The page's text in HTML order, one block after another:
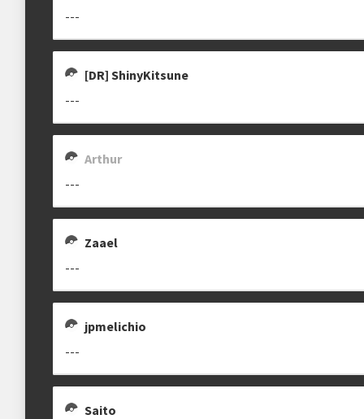
---
[DR] ShinyKitsune
---
Arthur
---
Zaael
---
jpmelichio
---
Saito